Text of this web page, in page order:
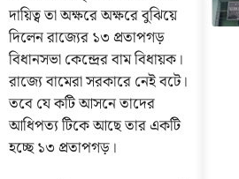
দায়িত্ব তা অক্ষরে অক্ষরে বুঝিয়ে
দিলেন রাজ্যের ১৩ প্রতাপগড়
বিধানসভা কেন্দ্রের বাম বিধায়ক।
রাজ্যে বামেরা সরকারে নেই বটে।
তবে যে কটি আসনে তাদের
আধিপত্য টিকে আছে তার একটি
হচ্ছে ১৩ প্রতাপগড়।